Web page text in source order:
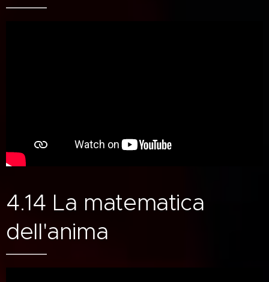
4.14 La matematica
dell'anima